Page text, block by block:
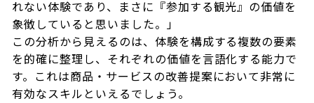
れない体験であり、まさに『参加する観光』の価値を
象徴していると思いました。」
この分析から見えるのは、体験を構成する複数の要素
を的確に整理し、それぞれの価値を言語化する能力で
す。これは商品・サービスの改善提案において非常に
有効なスキルといえるでしょう。